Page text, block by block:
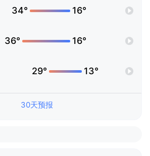
34° 16°
36° 16°
29° 13°
30天预报